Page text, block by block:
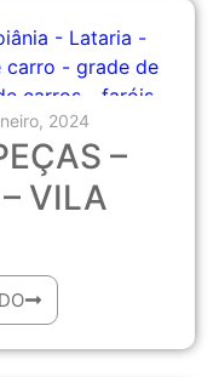
2024
–
VILA